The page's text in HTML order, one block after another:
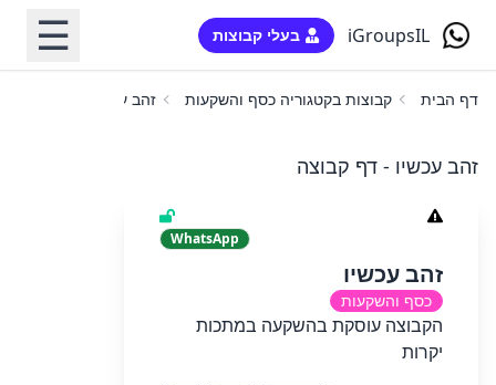
iGroupsIL בעלי קבוצות ☰
דף הבית קבוצות בקטגוריה כסף והשקעות זהב עכשיו
זהב עכשיו - דף קבוצה
WhatsApp
זהב עכשיו
כסף והשקעות
הקבוצה עוסקת בהשקעה במתכות
יקרות